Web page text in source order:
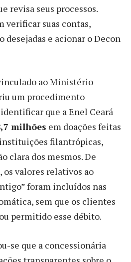
revisa seus processos.
verificar suas contas,
desejadas e acionar o Decon
ao Ministério
um procedimento
que a Enel Ceará
milhões em doações feitas
filantrópicas,
clara dos mesmos. De
os valores relativos ao
foram incluídos nas
sem que os clientes
permitido esse débito.
se que a concessionária